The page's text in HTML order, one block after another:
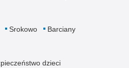
Srokowo Barciany
dzieci